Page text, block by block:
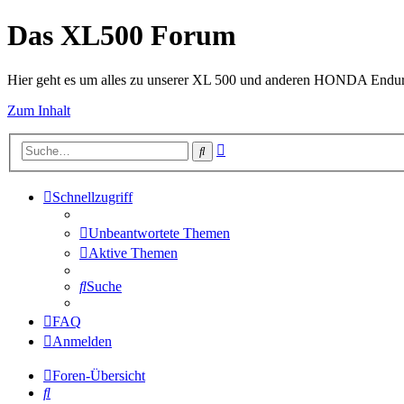
Das XL500 Forum
Hier geht es um alles zu unserer XL 500 und anderen HONDA
Zum Inhalt
Suche
Schnellzugriff
Unbeantwortete Themen
Aktive Themen
Suche
FAQ
Anmelden
Foren-Übersicht
Suche